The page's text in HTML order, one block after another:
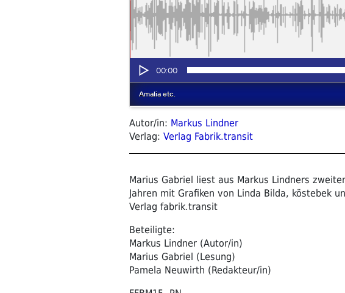
Autor/in: Markus Lindner
Verlag: Verlag Fabrik.transit
Marius Gabriel liest aus Markus Lindners
Jahren mit Grafiken von Linda Bilda, köstebek
Verlag fabrik.transit
Beteiligte:
Markus Lindner (Autor/in)
Marius Gabriel (Lesung)
Pamela Neuwirth (Redakteur/in)